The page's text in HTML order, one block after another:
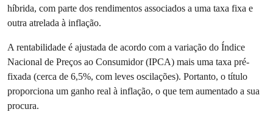
híbrida, com parte dos rendimentos associados a uma taxa fixa e
outra atrelada à inflação.
A rentabilidade é ajustada de acordo com a variação do Índice
Nacional de Preços ao Consumidor (IPCA) mais uma taxa pré-
fixada (cerca de 6,5%, com leves oscilações). Portanto, o título
proporciona um ganho real à inflação, o que tem aumentado a sua
procura.